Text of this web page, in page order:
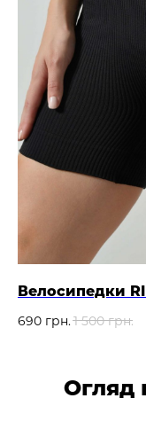
Велосипедки
690 грн.1 500 грн.
Огляд